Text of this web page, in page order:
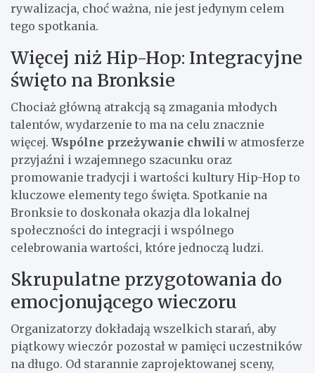
rywalizacja, choć ważna, nie jest jedynym celem
tego spotkania.
Więcej niż Hip-Hop: Integracyjne
święto na Bronksie
Chociaż główną atrakcją są zmagania młodych
talentów, wydarzenie to ma na celu znacznie
więcej. Wspólne przeżywanie chwili w atmosferze
przyjaźni i wzajemnego szacunku oraz
promowanie tradycji i wartości kultury Hip-Hop to
kluczowe elementy tego święta. Spotkanie na
Bronksie to doskonała okazja dla lokalnej
społeczności do integracji i wspólnego
celebrowania wartości, które jednoczą ludzi.
Skrupulatne przygotowania do
emocjonującego wieczoru
Organizatorzy dokładają wszelkich starań, aby
piątkowy wieczór pozostał w pamięci uczestników
na długo. Od starannie zaprojektowanej sceny,